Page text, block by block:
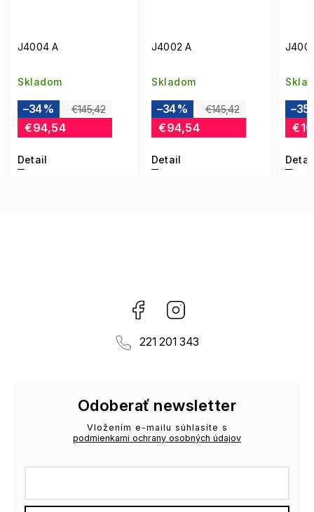
J4004 A
Skladom
€145,42
–34 %
€94,54
Detail
J4002 A
Skladom
€145,42
–34 %
€94,54
Detail
–35
Facebook
221 201 343
Odoberať newsletter
Vložením e-mailu súhlasíte s
podmienkami ochrany osobných údajov